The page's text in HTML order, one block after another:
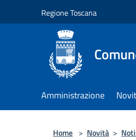
Regione Toscana
Amministrazione
Home > Novità >